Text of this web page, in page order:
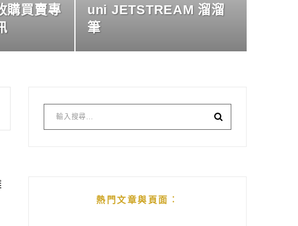
購買賣專
uni JETSTREAM 溜溜
筆
熱門文章與頁面︰